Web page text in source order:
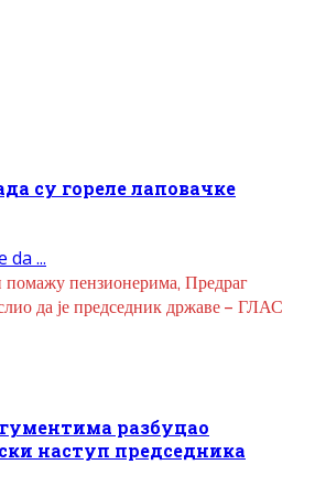
су гореле лаповачке
da ...
пензионерима, Предраг
да је председник државе – ГЛАС
разбуцао
наступ председника